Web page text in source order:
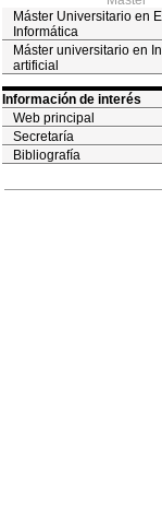
Máster Universitario en
Informática
Máster universitario en
artificial
Información de interés
Web principal
Secretaría
Bibliografía